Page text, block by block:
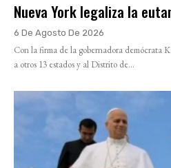
Nueva York legaliza la
6 De Agosto De 2026
Con la firma de la gobernadora demócrata
a otros 13 estados y al Distrito de...